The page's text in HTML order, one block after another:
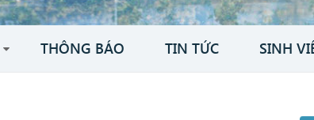
THÔNG BÁO TIN TỨC SINH